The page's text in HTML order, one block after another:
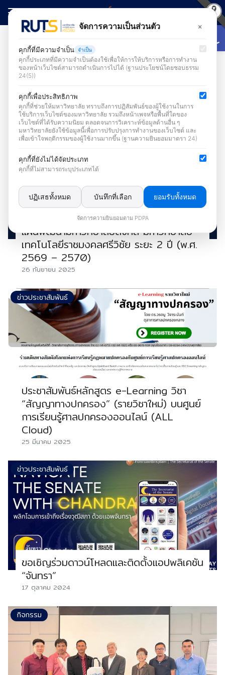
Skip
content
Search
ruts
ข่าวประชาสัมพันธ์
แผนพัฒนามหาวิทยาลัยดิจิทัล มหาวิทยาลัย
เทคโนโลยีราชมงคลศรีวิชัย ระยะ 2 ปี (พ.ศ.
2569 – 2570)
26 กันยายน 2025
ข่าวประชาสัมพันธ์
ประชาสัมพันธ์หลักสูตร e-Learning วิชา
“สัญญาทางปกครอง” (รายวิชาใหม่) บนศูนย์
การเรียนรู้ศาลปกครองออนไลน์ (ALL
Cloud)
25 มีนาคม 2025
ข่าวประชาสัมพันธ์
ขอเชิญร่วมดาวน์โหลดและติดตั้งแอปพลิเคชัน
“จันทรา”
17 ตุลาคม 2024
กิจกรรม
จัดการความเป็นส่วนตัว ×
คุกกี้ที่มีความจำเป็น จำเป็น
คุกกี้ประเภทที่มีความจำเป็นต้องใช้เพื่อให้การให้บริการหรือการทำงาน
ของหน้าเว็บไซต์สามารถดำเนินการไปได้ (ฐานประโยชน์โดยชอบธรรม
24(5))
คุกกี้เพื่อประสิทธิภาพ
คุกกี้ที่ช่วยให้มหาวิทยาลัย ทราบถึงการปฏิสัมพันธ์ของผู้ใช้งานในการ
ใช้บริการเว็บไซต์ของมหาวิทยาลัย รวมถึงหน้าเพจหรือพื้นที่ใดของ
เว็บไซต์ที่ได้รับความนิยม ตลอดจนการวิเคราะห์ข้อมูลด้านอื่น ๆ
มหาวิทยาลัยยังใช้ข้อมูลนี้เพื่อการปรับปรุงการทำงานของเว็บไซต์ และ
เพื่อเข้าใจพฤติกรรมของผู้ใช้งานมากขึ้น (ฐานความยินยอมมาตรา 24)
คุกกี้ที่ยังไม่ได้จัดประเภท
คุกกี้ที่ไม่สามารถระบุประเภทได้
ปฏิเสธทั้งหมด บันทึกที่เลือก ยอมรับทั้งหมด
จัดการความยินยอมตาม PDPA